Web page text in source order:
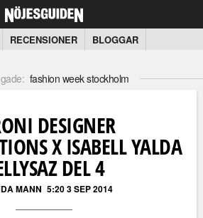
RECENSIONER BLOGGAR
fashion week stockholm
DESIGNER
X ISABELL YALDA
DEL 4
MANN 5:20 3 SEP 2014